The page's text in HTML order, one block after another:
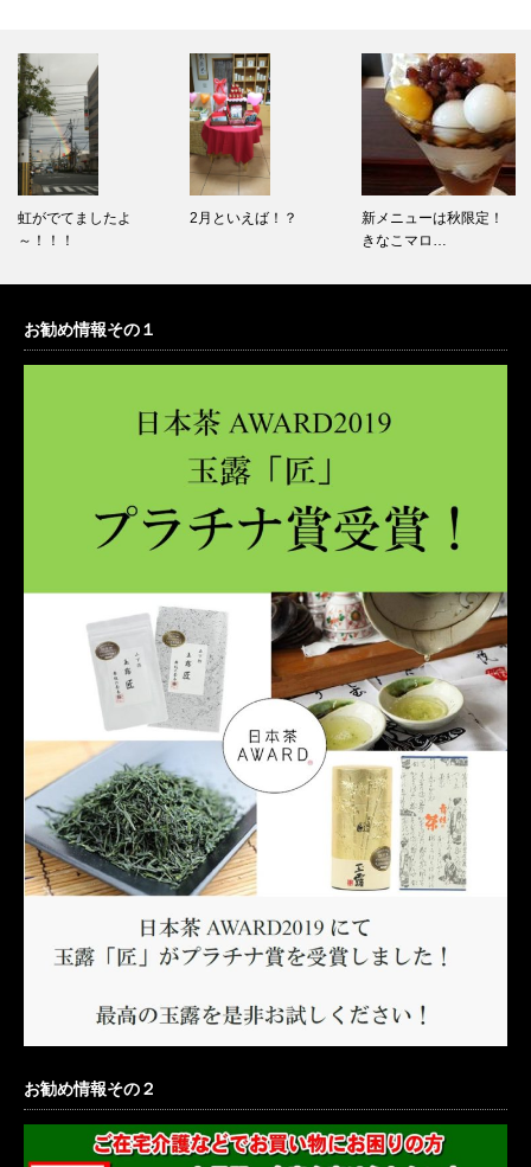
虹がでてましたよ
～！！！
2月といえば！？
新メニューは秋限定！
きなこマロ…
お勧め情報その１
お勧め情報その２